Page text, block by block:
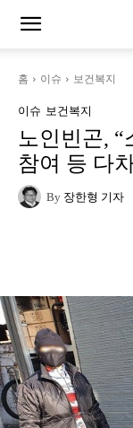
홈 이슈 보건복지
이슈 보건복지
노인빈곤, “
참여 등 다
By 장한형 기자